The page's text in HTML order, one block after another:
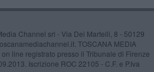
Channel srl - Via Dei Martelli, 8 - 50129
TOSCANA MEDIA
line registrato presso il Tribunale di Firenze
Iscrizione ROC 22105 - C.F. e P.Iva